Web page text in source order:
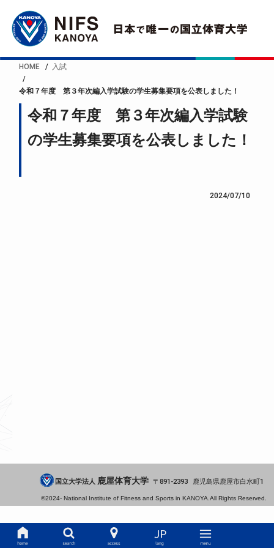
HOME 入試
令和７年度 第３年次編入学試験の学生募集要項を公表しました！
令和７年度 第３年次編入学試験
の学生募集要項を公表しました！
2024/07/10
国立大学法人 鹿屋体育大学 891-2393 鹿児島県鹿屋市白水町1
©2024- National Institute of Fitness and Sports in KANOYA.All Rights Reserved.